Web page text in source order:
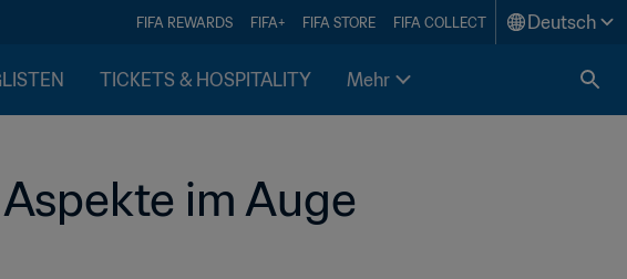
FIFA REWARDS FIFA+ FIFA STORE FIFA COLLECT Deutsch
TICKETS & HOSPITALITY Mehr
im Auge